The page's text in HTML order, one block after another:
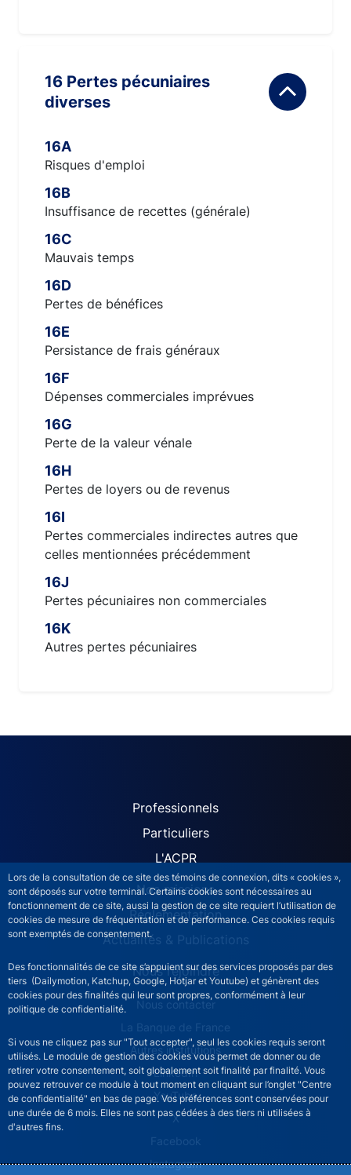
Lors de la consultation de ce site des témoins de connexion, dits « cookies »,
sont déposés sur votre terminal. Certains cookies sont nécessaires au
fonctionnement de ce site, aussi la gestion de ce site requiert l’utilisation de
cookies de mesure de fréquentation et de performance. Ces cookies requis
sont exemptés de consentement.
Des fonctionnalités de ce site s’appuient sur des services proposés par des
tiers (Dailymotion, Katchup, Google, Hotjar et Youtube) et génèrent des
cookies pour des finalités qui leur sont propres, conformément à leur
politique de confidentialité.
Si vous ne cliquez pas sur "Tout accepter", seul les cookies requis seront
utilisés. Le module de gestion des cookies vous permet de donner ou de
retirer votre consentement, soit globalement soit finalité par finalité. Vous
pouvez retrouver ce module à tout moment en cliquant sur l’onglet "Centre
de confidentialité" en bas de page. Vos préférences sont conservées pour
une durée de 6 mois. Elles ne sont pas cédées à des tiers ni utilisées à
d'autres fins.
16 Pertes pécuniaires
diverses
16A
Risques d'emploi
16B
Insuffisance de recettes (générale)
16C
Mauvais temps
16D
Pertes de bénéfices
16E
Persistance de frais généraux
16F
Dépenses commerciales imprévues
16G
Perte de la valeur vénale
16H
Pertes de loyers ou de revenus
16I
Pertes commerciales indirectes autres que
celles mentionnées précédemment
16J
Pertes pécuniaires non commerciales
16K
Autres pertes pécuniaires
ACPR site navigation
Professionnels
Particuliers
L'ACPR
Nos missions
Réglementation
Actualités & Publications
Nous rejoindre
ACPR footer secondary menu (French)
Nous contacter
La Banque de France
Autres institutions
LinkedIn
YouTube
X
Facebook
Instagram